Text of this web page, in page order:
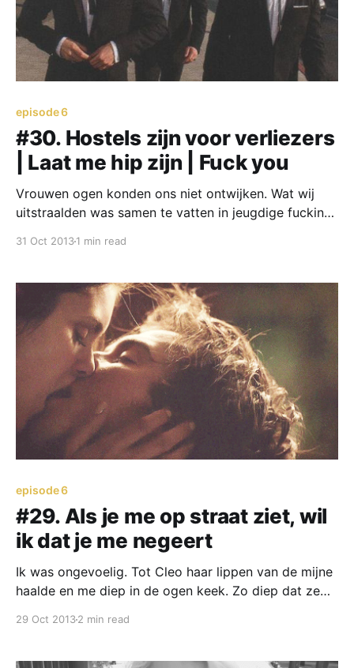
episode 6
#30. Hostels zijn voor verliezers
| Laat me hip zijn | Fuck you
Vrouwen ogen konden ons niet ontwijken. Wat wij
uitstraalden was samen te vatten in jeugdige fucking
31 Oct 20131 min read
episode 6
#29. Als je me op straat ziet, wil
ik dat je me negeert
Ik was ongevoelig. Tot Cleo haar lippen van de mijne
haalde en me diep in de ogen keek. Zo diep dat ze
29 Oct 20132 min read